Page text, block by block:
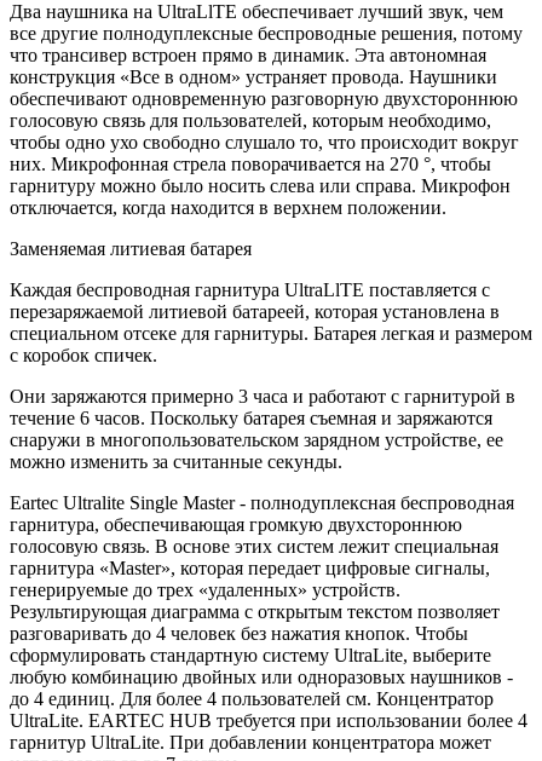
Два наушника на UltraLlTE обеспечивает лучший звук, чем
все другие полнодуплексные беспроводные решения, потому
что трансивер встроен прямо в динамик. Эта автономная
конструкция «Все в одном» устраняет провода. Наушники
обеспечивают одновременную разговорную двухстороннюю
голосовую связь для пользователей, которым необходимо,
чтобы одно ухо свободно слушало то, что происходит вокруг
них. Микрофонная стрела поворачивается на 270 °, чтобы
гарнитуру можно было носить слева или справа. Микрофон
отключается, когда находится в верхнем положении.
Заменяемая литиевая батарея
Каждая беспроводная гарнитура UltraLlTE поставляется с
перезаряжаемой литиевой батареей, которая установлена в
специальном отсеке для гарнитуры. Батарея легкая и размером
с коробок спичек.
Они заряжаются примерно 3 часа и работают с гарнитурой в
течение 6 часов. Поскольку батарея съемная и заряжаются
снаружи в многопользовательском зарядном устройстве, ее
можно изменить за считанные секунды.
Eartec Ultralite Single Master - полнодуплексная беспроводная
гарнитура, обеспечивающая громкую двухстороннюю
голосовую связь. В основе этих систем лежит специальная
гарнитура «Master», которая передает цифровые сигналы,
генерируемые до трех «удаленных» устройств.
Результирующая диаграмма с открытым текстом позволяет
разговаривать до 4 человек без нажатия кнопок. Чтобы
сформулировать стандартную систему UltraLite, выберите
любую комбинацию двойных или одноразовых наушников -
до 4 единиц. Для более 4 пользователей см. Концентратор
UltraLite. EARTEC HUB требуется при использовании более 4
гарнитур UltraLite. При добавлении концентратора может